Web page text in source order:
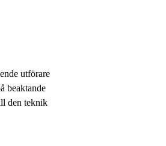
utförare
beaktande
den teknik